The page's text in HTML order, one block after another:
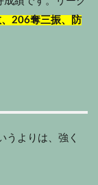
206奪三振、防
うよりは、強く